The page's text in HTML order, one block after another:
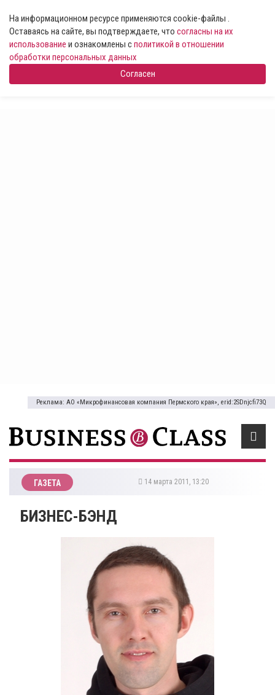
На информационном ресурсе применяются cookie-файлы .
Оставаясь на сайте, вы подтверждаете, что согласны на их
использование и ознакомлены сполитикой в отношении
обработки персональных данных
Согласен
Реклама: АО «Микрофинансовая компания Пермского края», erid:2SDnjcfi73Q
ГАЗЕТА 14 марта 2011, 13:20
БИЗНЕС-БЭНД